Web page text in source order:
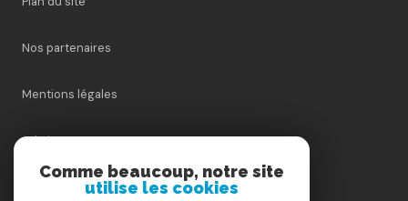
Nos partenaires
Mentions légales
Admin
Nos honoraires
Comme beaucoup, notre site
utilise les cookies